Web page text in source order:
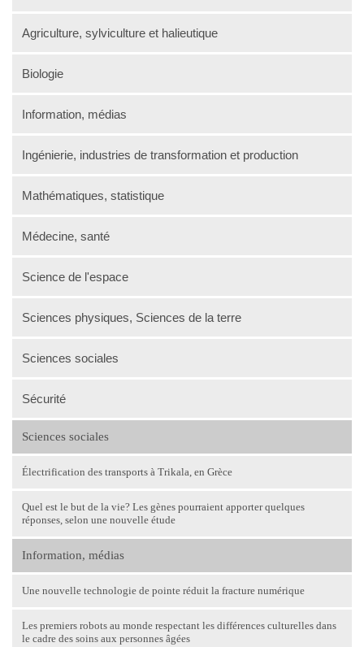
Agriculture, sylviculture et halieutique
Biologie
Information, médias
Ingénierie, industries de transformation et production
Mathématiques, statistique
Médecine, santé
Science de l'espace
Sciences physiques, Sciences de la terre
Sciences sociales
Sécurité
Sciences sociales
Électrification des transports à Trikala, en Grèce
Quel est le but de la vie? Les gènes pourraient apporter quelques
réponses, selon une nouvelle étude
Information, médias
Une nouvelle technologie de pointe réduit la fracture numérique
Les premiers robots au monde respectant les différences culturelles dans
le cadre des soins aux personnes âgées